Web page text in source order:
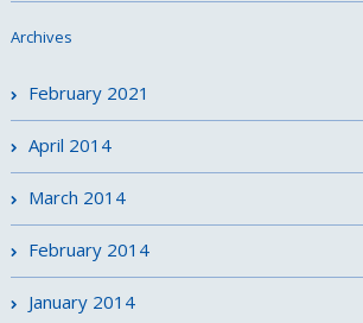
Archives
February 2021
April 2014
March 2014
February 2014
January 2014